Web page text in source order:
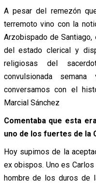
A pesar del remezón
terremoto vino con la
Arzobispado de
del estado clerical y
religiosas del
convulsionada
conversamos con el
Marcial Sánchez
Comentaba que esta
uno de los fuertes de la
Hoy supimos de la
ex obispos. Uno es
hombre de los duros de